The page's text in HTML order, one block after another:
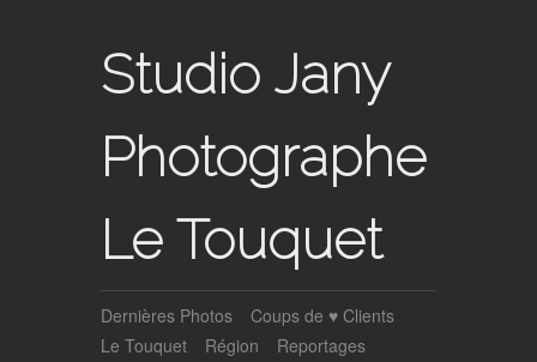
Studio Jany
Photographe
Le Touquet
Dernières Photos
Coups de ♥ Clients
Le Touquet
Région
Reportages